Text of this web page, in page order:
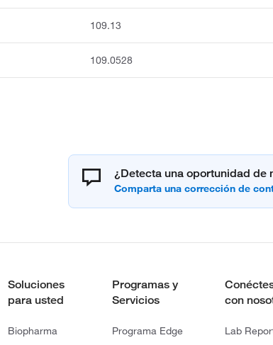
109.13
109.0528
¿Detecta una oportunidad de
Soluciones
para usted
Biopharma
Programas y
Servicios
Programa Edge
con
Lab